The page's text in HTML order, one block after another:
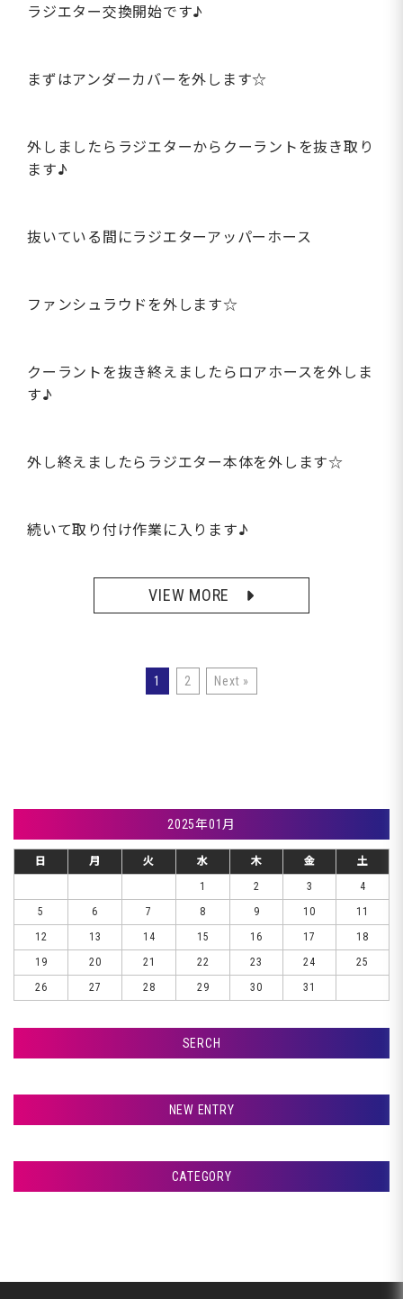
ラジエター交換開始です♪
まずはアンダーカバーを外します☆
外しましたらラジエターからクーラントを抜き取り
ます♪
抜いている間にラジエターアッパーホース
ファンシュラウドを外します☆
クーラントを抜き終えましたらロアホースを外しま
す♪
外し終えましたらラジエター本体を外します☆
続いて取り付け作業に入ります♪
VIEW MORE
1 2 Next »
2025年01月
日 月 火 水 木 金
土
1
2 3
4
5
6 7 8 9 10
11
12
13 14 15 16 17
18
19
20 21 22 23 24
25
26
27 28 29 30 31
SERCH
NEW ENTRY
札幌市Ｔ様ランクル、コーティングです♪
室蘭市Ｇ様ランクル、作業開始です♪
CATEGORY
美装